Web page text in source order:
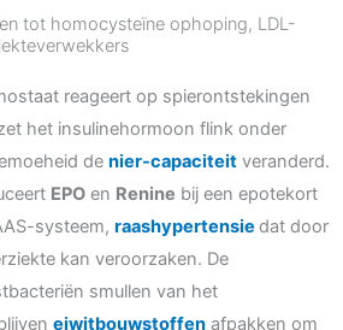
tot homocysteïne ophoping, LDL-
reageert op spierontstekingen
het insulinehormoon flink onder
de nier-capaciteit veranderd.
EPO en Renine bij een epotekort
systeem, raashypertensie dat door
kan veroorzaken. De
smullen van het
eiwitbouwstoffen afpakken om